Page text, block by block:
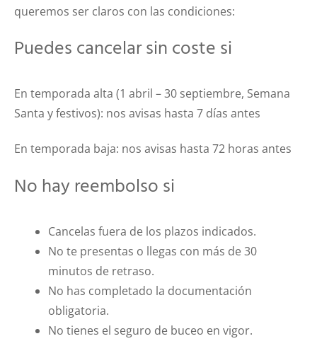
queremos ser claros con las condiciones:
Puedes cancelar sin coste si
En temporada alta (1 abril – 30 septiembre, Semana
Santa y festivos): nos avisas hasta 7 días antes
En temporada baja: nos avisas hasta 72 horas antes
No hay reembolso si
Cancelas fuera de los plazos indicados.
No te presentas o llegas con más de 30
minutos de retraso.
No has completado la documentación
obligatoria.
No tienes el seguro de buceo en vigor.